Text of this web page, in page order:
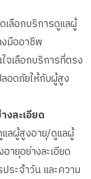
ลือกบริการดูแลผู้
มืออาชีพ
เลือกบริการที่ตรง
อดภัยให้กับผู้สูง
งละเอียด
ลผู้สูงอายุ/ดูแลผู้
ายุอย่างละเอียด
ระจำวัน และความ